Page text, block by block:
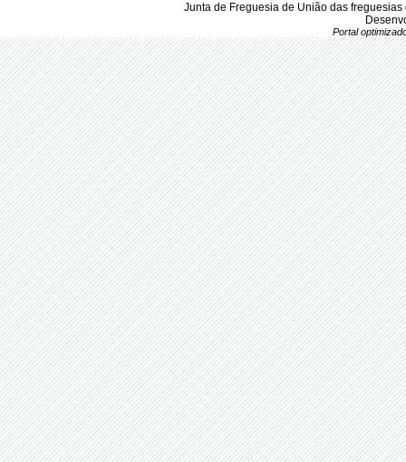
Junta de Freguesia de União das
Portal